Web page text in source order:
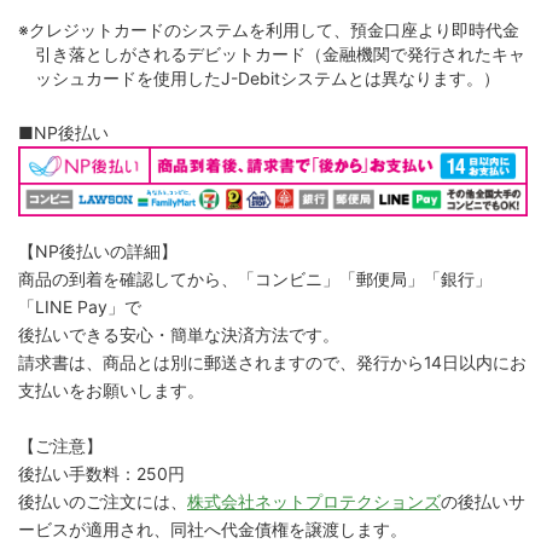
※クレジットカードのシステムを利用して、預金口座より即時代金
引き落としがされるデビットカード（金融機関で発行されたキャ
ッシュカードを使用したJ-Debitシステムとは異なります。）
■NP後払い
【NP後払いの詳細】
商品の到着を確認してから、「コンビニ」「郵便局」「銀行」
「LINE Pay」で
後払いできる安心・簡単な決済方法です。
請求書は、商品とは別に郵送されますので、発行から14日以内にお
支払いをお願いします。
【ご注意】
後払い手数料：250円
後払いのご注文には、 株式会社ネットプロテクションズの後払いサ
ービスが適用され、同社へ代金債権を譲渡します。